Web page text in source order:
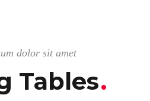
dolor sit amet
Tables
.